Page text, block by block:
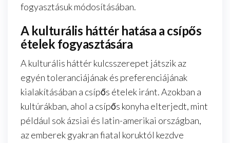
fogyasztásuk módosításában.
A kulturális háttér hatása a csípős
ételek fogyasztására
A kulturális háttér kulcsszerepet játszik az
egyén toleranciájának és preferenciájának
kialakításában a csípős ételek iránt. Azokban a
kultúrákban, ahol a csípős konyha elterjedt, mint
például sok ázsiai és latin-amerikai országban,
az emberek gyakran fiatal koruktól kezdve